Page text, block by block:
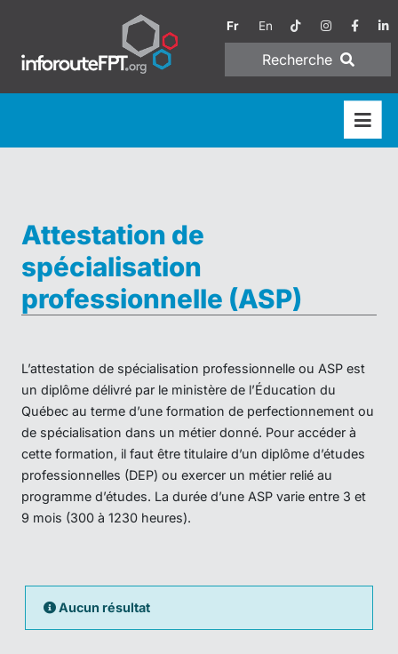
Fr En
Recherche
Attestation de
spécialisation
professionnelle (ASP)
L’attestation de spécialisation professionnelle ou ASP est
un diplôme délivré par le ministère de l’Éducation du
Québec au terme d’une formation de perfectionnement ou
de spécialisation dans un métier donné. Pour accéder à
cette formation, il faut être titulaire d’un diplôme d’études
professionnelles (DEP) ou exercer un métier relié au
programme d’études. La durée d’une ASP varie entre 3 et
9 mois (300 à 1230 heures).
Aucun résultat